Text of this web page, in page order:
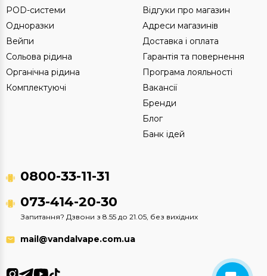
POD-системи
Одноразки
Вейпи
Сольова рідина
Органічна рідина
Комплектуючі
Відгуки про магазин
Адреси магазинів
Доставка і оплата
Гарантія та повернення
Програма лояльності
Вакансії
Бренди
Блог
Банк ідей
0800-33-11-31
073-414-20-30
Запитання? Дзвони з 8.55 до 21.05, без вихідних
mail@vandalvape.com.ua